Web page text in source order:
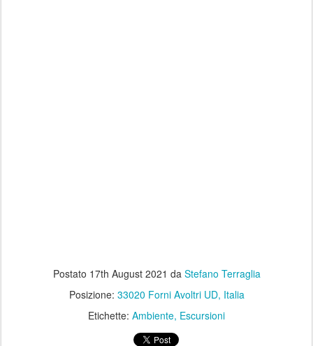
Postato 17th August 2021 da Stefano Terraglia
Posizione: 33020 Forni Avoltri UD, Italia
Etichette: Ambiente Escursioni